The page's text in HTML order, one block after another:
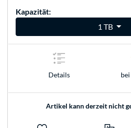
Kapazität:
1 TB
Details
Artikel kann derzeit nicht